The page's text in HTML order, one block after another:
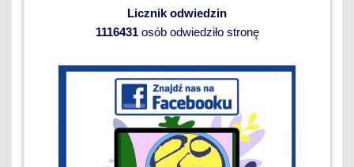
Licznik odwiedzin
1116431osób odwiedziło stronę